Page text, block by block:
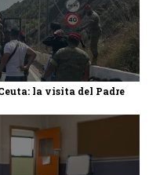
la visita del Padre